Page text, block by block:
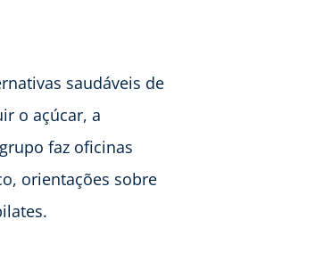
saudáveis de
o açúcar, a
faz oficinas
orientações sobre